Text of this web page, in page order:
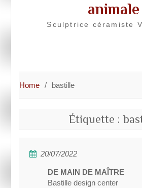
animale
Sculptrice céramiste
Home bastille
Étiquette :
20/07/2022
DE MAIN DE MAÎTRE
Bastille design center